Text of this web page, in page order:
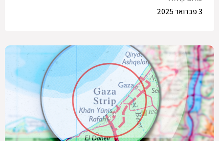
3 פברואר 2025